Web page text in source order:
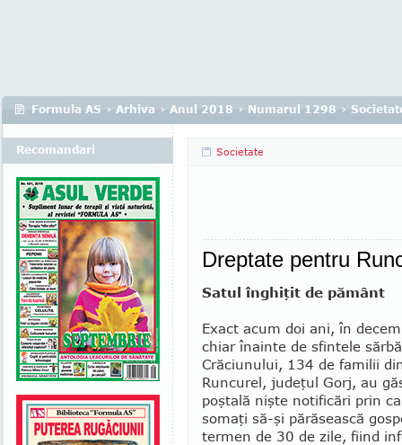
Formula AS › Arhiva › Anul 2018 › Numarul 1298 ›
Societate
Dreptate pentru
Satul înghiţit de pământ
Exact acum doi ani, în
chiar înainte de sfintele
Crăciunului, 134 de familii
Runcurel, judeţul Gorj, au
poştală nişte notificări prin
somaţi să-şi părăsească
termen de 30 de zile, fiind
Recomandari